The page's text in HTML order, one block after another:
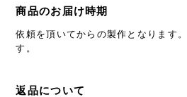
商品のお届け時期
依頼を頂いてからの製作となります
す。
返品について